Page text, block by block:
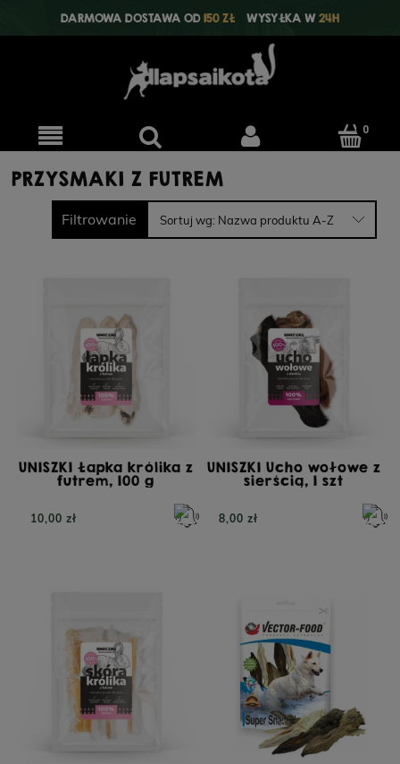
DARMOWA DOSTAWA OD150 ZŁ WYSYŁKA W24H
PRZYSMAKI Z FUTREM
Filtrowanie Sortuj wg: Nazwa produktu A-Z
UNISZKI Łapka królika z
futrem, 100 g
10,00 zł
UNISZKI Ucho wołowe z
sierścią, 1 szt
8,00 zł